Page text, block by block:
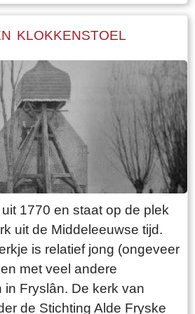
van de boerderijen op deze
kaarten staat naast de
In 1511 wordt er nog een
Uit het Register van
blijkt dat Epa Ighaz “eijgen
is en Albert Hoytes pachtboer
onder Folsgara. De
LXXX (80) ponden land,
Hooijland, 31 ponden
Reijdland”. Het land ten
wordt het “lege meden”
het rijeedmeer (rietmeer) ligt.
ligt tegen de “die grote
“6 ponden saedlant
KLOKKENSTOEL
1770 en staat op de plek
uit de Middeleeuwse tijd.
is relatief jong (ongeveer
met veel andere
in Fryslân. De kerk van
de Stichting Alde Fryske